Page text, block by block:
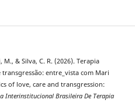
& Silva, C. R. (2026). Terapia
entre_vista com Mari
of love, care and transgression:
Interinstitucional Brasileira De Terapia